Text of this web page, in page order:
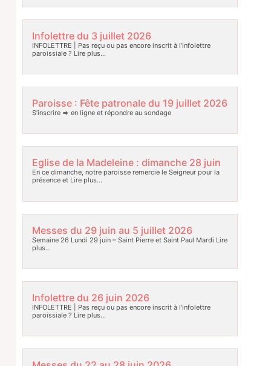
Infolettre du 3 juillet 2026
INFOLETTRE | Pas reçu ou pas encore inscrit à l’infolettre
paroissiale ? Lire plus…
Paroisse : Fête patronale du 19 juillet 2026
S’inscrire => en ligne et répondre au sondage
Eglise de la Madeleine : dimanche 28 juin
En ce dimanche, notre paroisse remercie le Seigneur pour la
présence etLire plus…
Messes du 29 juin au 5 juillet 2026
Semaine 26 Lundi 29 juin – Saint Pierre et Saint Paul Mardi Lire
plus…
Infolettre du 26 juin 2026
INFOLETTRE | Pas reçu ou pas encore inscrit à l’infolettre
paroissiale ? Lire plus…